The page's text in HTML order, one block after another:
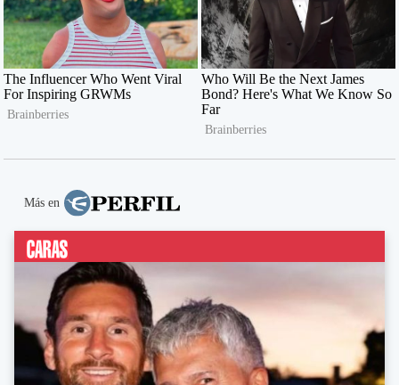
Más en